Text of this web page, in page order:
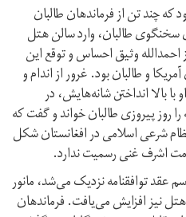
چند تن از فرماندهان طالبان
سخنگوی طالبان، وارد سالن هتل
وثیق احساس و توقع این
و طالبان بود. غرور از اندام و
بالا انداختن شانه‌هایش، در
روز پیروزی طالبان خواند و گفت که
شرعی اسلامی در افغانستان شکل
اشرف غنی رسمیت ندارد.
عقد توافقنامه نزدیک می‌شد، مانور
نیز افزایش می‌یافت. فرماندهان